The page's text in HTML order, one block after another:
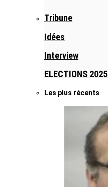
Tribune
Idées
Interview
ELECTIONS 2025
Les plus récents